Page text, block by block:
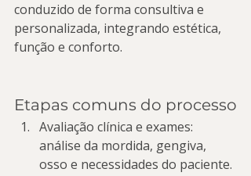
conduzido de forma consultiva e
personalizada, integrando estética,
função e conforto.
Etapas comuns do processo
Avaliação clínica e exames:
análise da mordida, gengiva,
osso e necessidades do paciente.